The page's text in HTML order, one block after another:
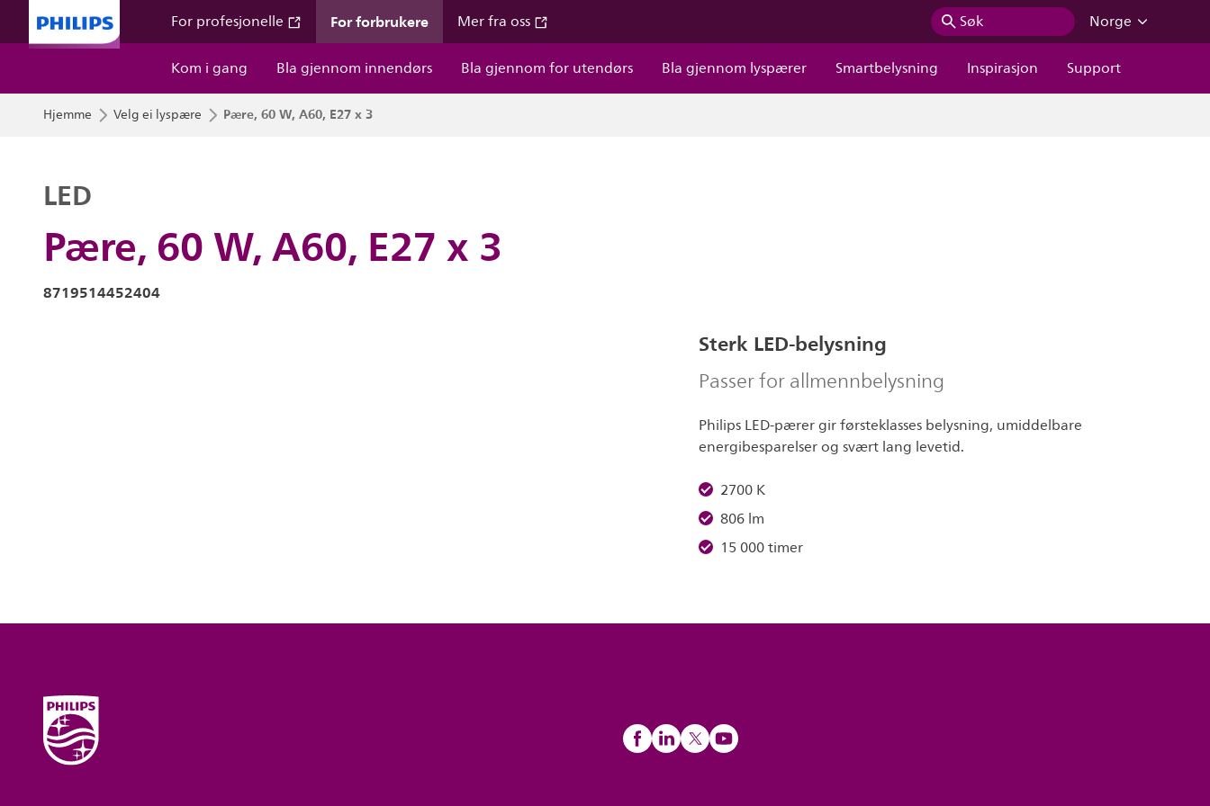
For profesjonelle For forbrukere Mer fra oss Søk
Norge
Kom i gang
Bla gjennom innendørs Bla gjennom for utendørs Bla gjennom lyspærer Smartbelysning Inspirasjon Support
Hjemme Velg ei lyspære Pære, 60 W, A60, E27 x 3
Pære, 60 W, A60, E27 x 3
LED
8719514452404
Sterk LED-belysning
Passer for allmennbelysning
Philips LED-pærer gir førsteklasses belysning, umiddelbare
energibesparelser og svært lang levetid.
2700 K
806 lm
15 000 timer